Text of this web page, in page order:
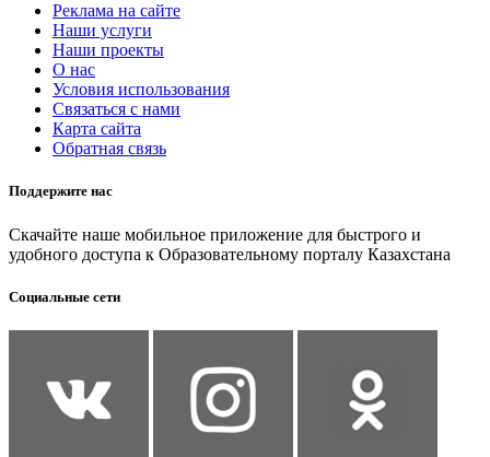
Реклама на сайте
Наши услуги
Наши проекты
О нас
Условия использования
Связаться с нами
Карта сайта
Обратная связь
Поддержите нас
Скачайте наше мобильное приложение для быстрого и
удобного доступа к Образовательному порталу Казахстана
Социальные сети